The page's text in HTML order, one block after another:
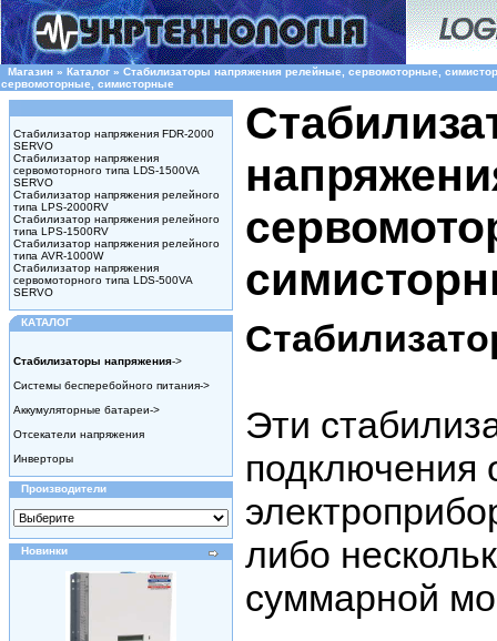
Магазин » Каталог » Стабилизаторы напряжения релейные, сервомоторные,
сервомоторные, симисторные
Стабилизатор напряжения FDR-2000
SERVO
Стабилизатор напряжения
сервомоторного типа LDS-1500VA
SERVO
Стабилизатор напряжения релейного
типа LPS-2000RV
Стабилизатор напряжения релейного
типа LPS-1500RV
Стабилизатор напряжения релейного
типа AVR-1000W
Стабилизатор напряжения
сервомоторного типа LDS-500VA
SERVO
КАТАЛОГ
Стабилизаторы напряжения->
Системы бесперебойного питания->
Аккумуляторные батареи->
Отсекатели напряжения
Инверторы
Производители
Новинки
Эти
подключения
либо
суммарной